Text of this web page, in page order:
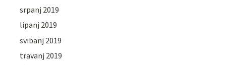
srpanj 2019
lipanj 2019
svibanj 2019
travanj 2019